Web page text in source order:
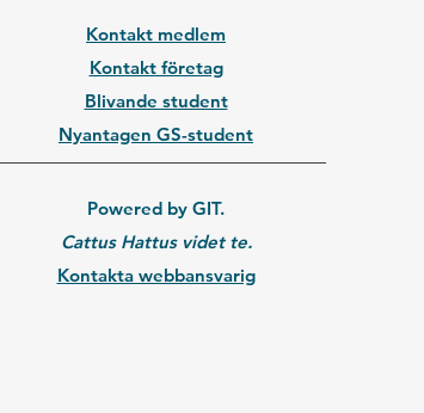
Kontakt medlem
Kontakt företag
Blivande student
Nyantagen GS-student
Powered by GIT.
Cattus Hattus videt te.
Kontakta webbansvarig